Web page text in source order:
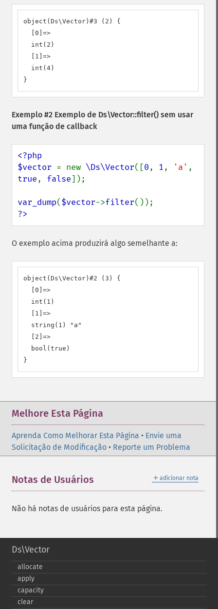
object(Ds\Vector)#3 (2) {
  [0]=>
  int(2)
  [1]=>
  int(4)
}
Exemplo #2 Exemplo de Ds\Vector::filter() sem usar
uma função de callback
<?php
$vector = new \Ds\Vector([0, 1, 'a'
true, false]);
var_dump($vector->filter
?>
O exemplo acima produzirá algo semelhante a:
object(Ds\Vector)#2 (3) {
  [0]=>
  int(1)
  [1]=>
  string(1) "a"
  [2]=>
  bool(true)
}
Melhore Esta Página
Aprenda Como Melhorar Esta Página • Envie uma
Solicitação de Modificação • Reporte um Problema
＋ adicionar nota
Notas de Usuários
Não há notas de usuários para esta página.
Ds\Vector
allocate
apply
capacity
clear